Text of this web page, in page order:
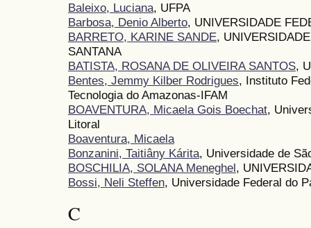
Baleixo, Luciana, UFPA
Barbosa, Denio Alberto, UNIVERSIDADE
BARRETO, KARINE SANDE,
SANTANA
BATISTA, ROSANA DE OLIVEIRA SANTOS,
Bentes, Jemmy Kilber Rodrigues, Instituto
Tecnologia do Amazonas-IFAM
BOAVENTURA, Micaela Gois Boechat,
Litoral
Boaventura, Micaela
Bonzanini, Taitiâny Kárita, Universidade de
BOSCHILIA, SOLANA Meneghel,
Bossi, Neli Steffen, Universidade Federal do
C